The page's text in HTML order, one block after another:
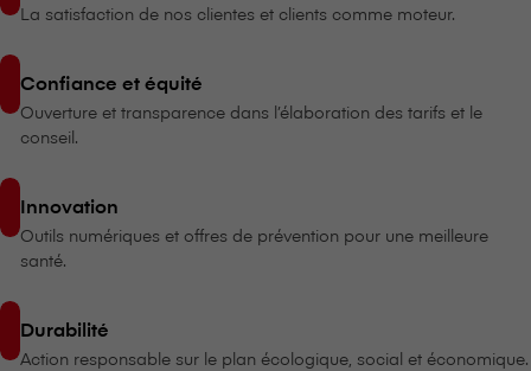
La satisfaction de nos clientes et clients comme moteur.
Confiance et équité
Ouverture et transparence dans l’élaboration des tarifs et le
conseil.
Innovation
Outils numériques et offres de prévention pour une meilleure
santé.
Durabilité
Action responsable sur le plan écologique, social et économique.